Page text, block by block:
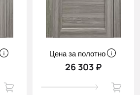
Цена за полотно
26 303 ₽